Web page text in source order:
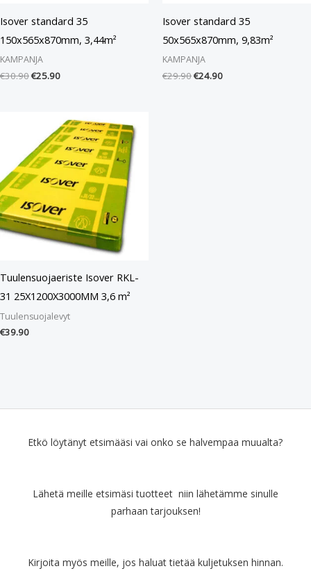
Isover standard 35
150x565x870mm, 3,44m²
KAMPANJA
€30.90€25.90
Isover standard 35
50x565x870mm, 9,83m²
KAMPANJA
€29.90€24.90
Tuulensuojaeriste Isover RKL-
31 25X1200X3000MM 3,6 m²
Tuulensuojalevyt
€39.90
Etkö löytänyt etsimääsi vai onko se halvempaa muualta?
Lähetä meille etsimäsi tuotteet niin lähetämme sinulle
parhaan tarjouksen!
Kirjoita myös meille, jos haluat tietää kuljetuksen hinnan.